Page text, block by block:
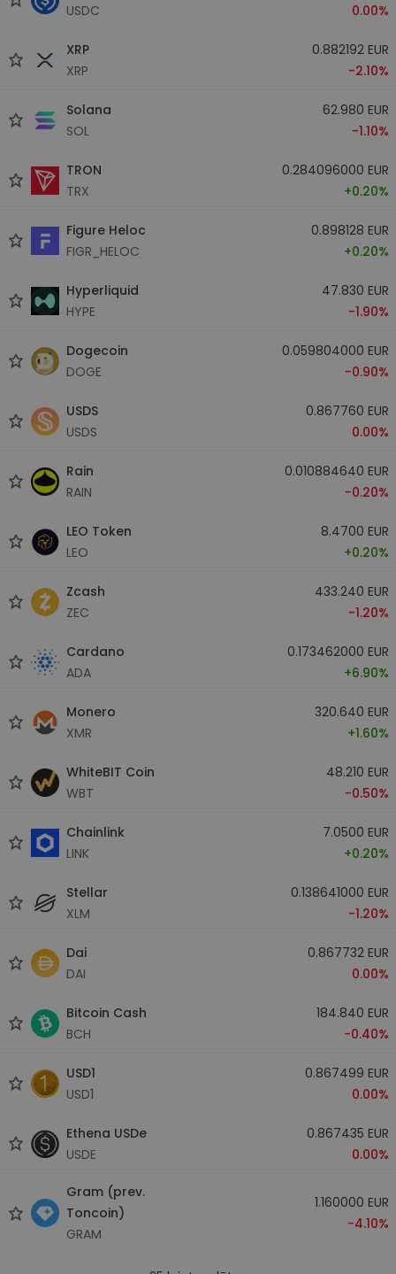
USDC
0.00%
XRP
XRP
0.882192 EUR
-2.10%
Solana
SOL
62.980 EUR
-1.10%
TRON
TRX
0.284096000 EUR
+0.20%
Figure Heloc
FIGR_HELOC
0.898128 EUR
+0.20%
Hyperliquid
HYPE
47.830 EUR
-1.90%
Dogecoin
DOGE
0.059804000 EUR
-0.90%
USDS
USDS
0.867760 EUR
0.00%
Rain
RAIN
0.010884640 EUR
-0.20%
LEO Token
LEO
8.4700 EUR
+0.20%
Zcash
ZEC
433.240 EUR
-1.20%
Cardano
ADA
0.173462000 EUR
+6.90%
Monero
XMR
320.640 EUR
+1.60%
WhiteBIT Coin
WBT
48.210 EUR
-0.50%
Chainlink
LINK
7.0500 EUR
+0.20%
Stellar
XLM
0.138641000 EUR
-1.20%
Dai
DAI
0.867732 EUR
0.00%
Bitcoin Cash
BCH
184.840 EUR
-0.40%
USD1
USD1
0.867499 EUR
0.00%
Ethena USDe
USDE
0.867435 EUR
0.00%
Gram (prev.
Toncoin)
GRAM
1.160000 EUR
-4.10%